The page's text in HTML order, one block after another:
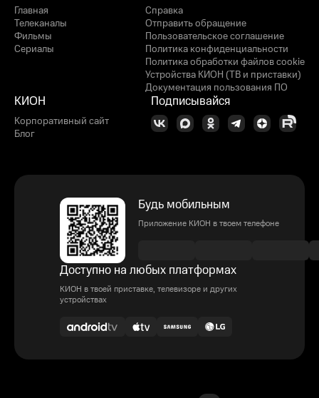
Главная
Телеканалы
Фильмы
Сериалы
Справка
Отправить обращение
Пользовательское соглашение
Политика конфиденциальности
Политика обработки файлов cookie
Устройства КИОН (ТВ и приставки)
Документация пользования ПО
КИОН
Корпоративный сайт
Блог
Подписывайся
Будь мобильным
Приложение КИОН в твоем телефоне
Доступно на любых платформах
КИОН в твоей приставке, телевизоре и других
устройствах